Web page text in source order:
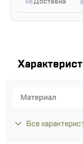
Материал
Все